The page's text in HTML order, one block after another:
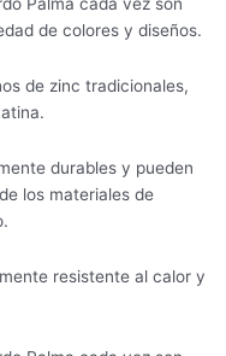
de colores y diseños.
de zinc tradicionales,
durables y pueden
los materiales de
resistente al calor y